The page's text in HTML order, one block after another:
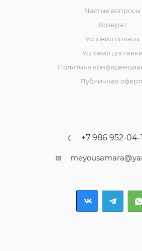
Частые вопросы
Возврат
Условия оплаты
Условия доставки
Политика
Публичная
+7 986 952-04-